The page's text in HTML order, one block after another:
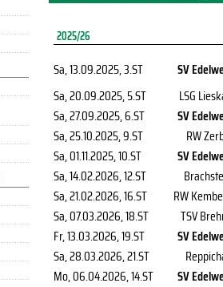
2025/26
Sa, 13.09.2025, 3.ST
SV
Sa, 20.09.2025, 5.ST
LSG
Sa, 27.09.2025, 6.ST
SV
Sa, 25.10.2025, 9.ST
RW
Sa, 01.11.2025, 10.ST
SV
Sa, 14.02.2026, 12.ST
Sa, 21.02.2026, 16.ST
RW
Sa, 07.03.2026, 18.ST
TSV
Fr, 13.03.2026, 19.ST
SV
Sa, 28.03.2026, 21.ST
Mo, 06.04.2026, 14.ST
SV